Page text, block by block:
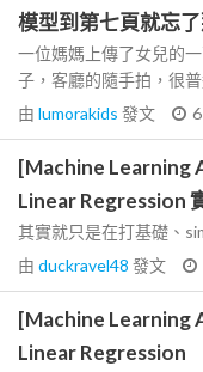
模型到第七頁就忘
一位媽媽上傳了女兒的
子，客廳的隨手拍，很普
由 lumorakids 發文
[Machine Learning
Linear Regression
其實就只是在打基礎、
由 duckravel48 發文
[Machine Learning
Linear Regression